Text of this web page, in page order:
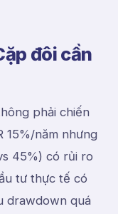
đôi cần
phải chiến
15%/năm nhưng
45%) có rủi ro
tư thực tế có
drawdown quá